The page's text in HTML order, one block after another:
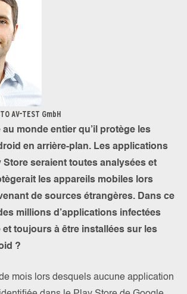
AV-TEST GmbH
monde entier qu’il protège les
en arrière-plan. Les applications
Store seraient toutes analysées et
les appareils mobiles lors
de sources étrangères. Dans ce
millions d’applications infectées
toujours à être installées sur les
?
de mois lors desquels aucune application